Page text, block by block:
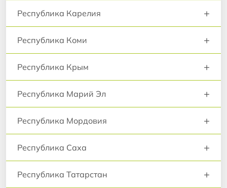
Республика Карелия +
Республика Коми +
Республика Крым +
Республика Марий Эл +
Республика Мордовия +
Республика Саха +
Республика Татарстан +